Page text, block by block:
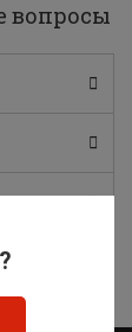
вопросы